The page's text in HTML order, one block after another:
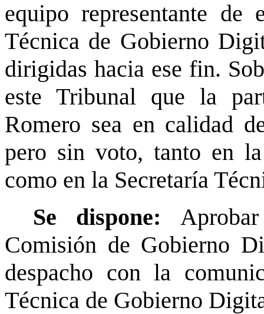
equipo representante de
Técnica de Gobierno
dirigidas hacia ese fin.
este Tribunal que la
Romero sea en calidad
pero sin voto, tanto en
como en la Secretaría
Se dispone:
Comisión de Gobierno
despacho con la
Técnica de Gobierno